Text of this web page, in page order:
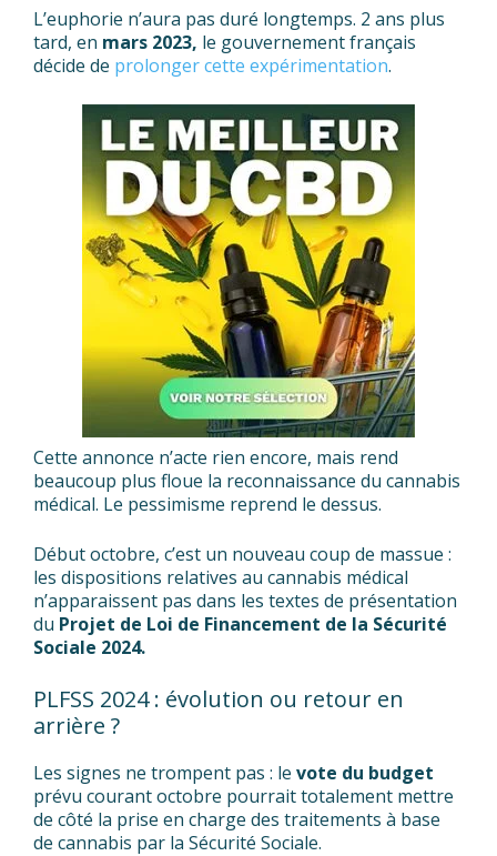
L’euphorie n’aura pas duré longtemps. 2 ans plus
tard, en mars 2023, le gouvernement français
décide de prolonger cette expérimentation.
Cette annonce n’acte rien encore, mais rend
beaucoup plus floue la reconnaissance du cannabis
médical. Le pessimisme reprend le dessus.
Début octobre, c’est un nouveau coup de massue :
les dispositions relatives au cannabis médical
n’apparaissent pas dans les textes de présentation
du Projet de Loi de Financement de la Sécurité
Sociale 2024.
PLFSS 2024 : évolution ou retour en
arrière ?
Les signes ne trompent pas : le vote du budget
prévu courant octobre pourrait totalement mettre
de côté la prise en charge des traitements à base
de cannabis par la Sécurité Sociale.